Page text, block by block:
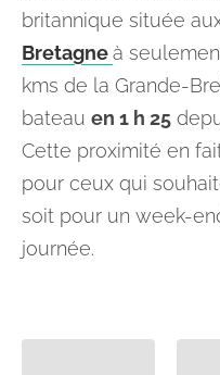
britannique située
Bretagneà
kms de la Grande-
bateau en 1 h 25
Cette proximité en
pour ceux qui
soit pour un week-
journée.